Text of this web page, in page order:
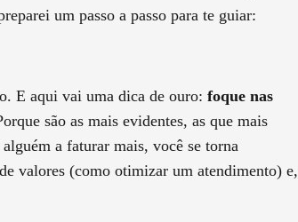
um passo a passo para te guiar:
E aqui vai uma dica de ouro: foque nas
são as mais evidentes, as que mais
a faturar mais, você se torna
valores (como otimizar um atendimento) e,